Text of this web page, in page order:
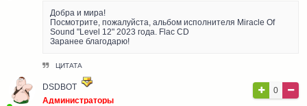
Добра и мира!
Посмотрите, пожалуйста, альбом исполнителя Miracle Of
Sound "Level 12" 2023 года. Flac CD
Заранее благодарю!
ЦИТАТА
DSDBOT
Администраторы
0